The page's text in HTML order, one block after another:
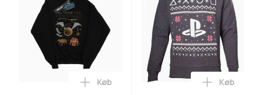
Læg Harry Potter Girls All I Want For
Køb Læg
Køb